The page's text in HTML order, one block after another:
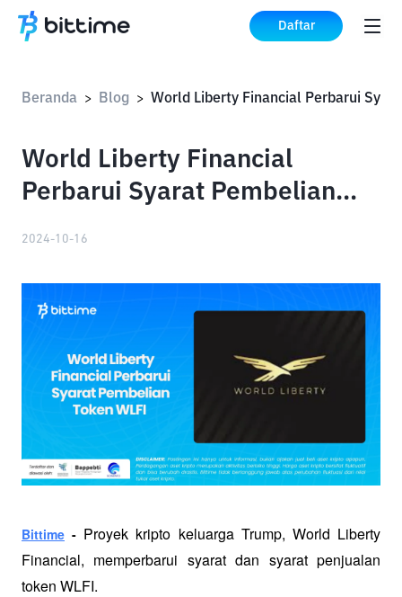
Daftar
Beranda > Blog >
World Liberty Financial
Perbarui Syarat Pembelian
2024-10-16
Bittime - Proyek kripto keluarga Trump, World Liberty
Financial, memperbarui syarat dan syarat penjualan
token WLFI.